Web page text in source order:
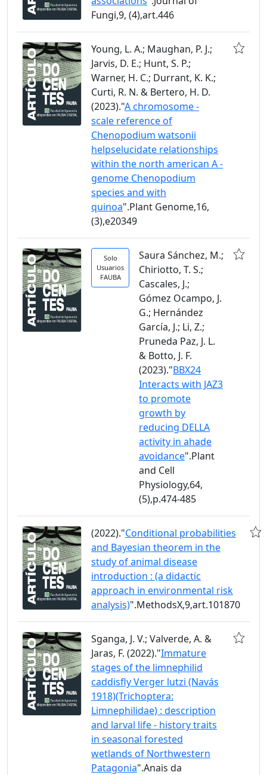
Fungi,9, (4),art.446
Young, L. A.; Maughan, P. J.;
Jarvis, D. E.; Hunt, S. P.;
Warner, H. C.; Durrant, K. K.;
Curti, R. N. & Bertero, H. D.
(2023)."A chromosome -
scale reference of
Chenopodium watsonii
helpselucidate relationships
within the north american A -
genome Chenopodium
species and with
quinoa".Plant Genome,16,
(3),e20349
Solo
Usuarios
FAUBA
Saura Sánchez, M.;
Chiriotto, T. S.;
Cascales, J.;
Gómez Ocampo, J.
G.; Hernández
García, J.; Li, Z.;
Pruneda Paz, J. L.
& Botto, J. F.
(2023)."BBX24
Interacts with JAZ3
to promote
growth by
reducing DELLA
activity in ahade
avoidance".Plant
and Cell
Physiology,64,
(5),p.474-485
(2022)."Conditional probabilities
and Bayesian theorem in the
study of animal disease
introduction : (a didactic
approach in environmental risk
analysis)".MethodsX,9,art.101870
Sganga, J. V.; Valverde, A. &
Jaras, F. (2022)."Immature
stages of the limnephilid
caddisfly Verger lutzi (Navás
1918)(Trichoptera:
Limnephilidae) : description
and larval life - history traits
in seasonal forested
wetlands of Northwestern
Patagonia".Anais da